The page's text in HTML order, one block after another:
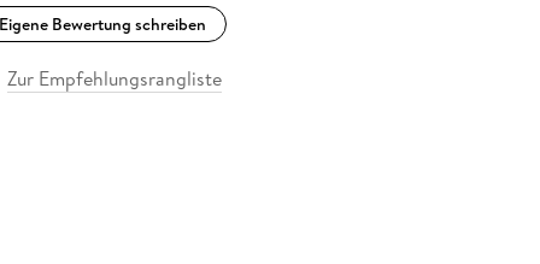
Eigene Bewertung schreiben
Zur Empfehlungsrangliste